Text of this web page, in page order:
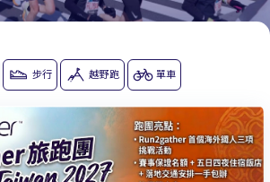
步行 越野跑 單車